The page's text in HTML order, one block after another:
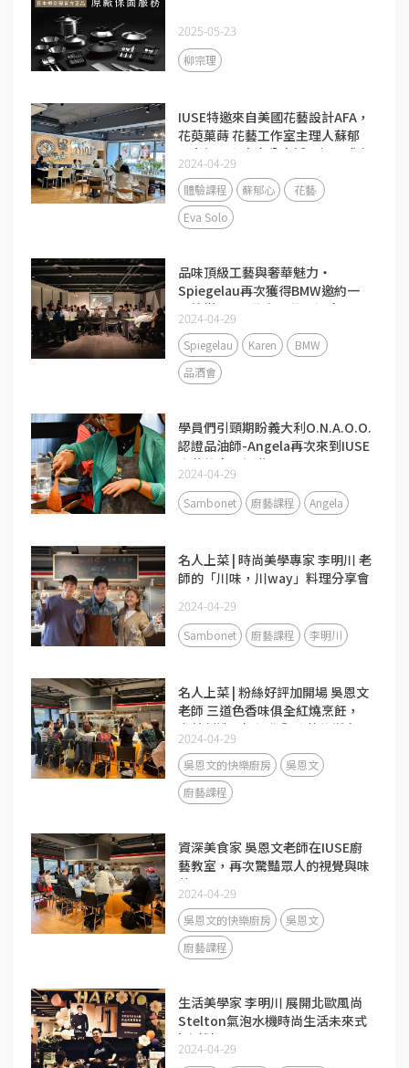
2025-05-23
柳宗理
IUSE特邀來自美國花藝設計AFA，
花萸菓蒔 花藝工作室主理人蘇郁
心老師，和大家分享活用投入式桌
花大成功！
2024-04-29
體驗課程 蘇郁心
花藝
Eva Solo
品味頂級工藝與奢華魅力‧
Spiegelau再次獲得BMW邀約一
同籌辦以007為主題的品酒會！
2024-04-29
Spiegelau Karen
BMW
品酒會
學員們引頸期盼義大利O.N.A.O.O.
認證品油師-Angela再次來到IUSE
廚藝教室開課啦!
2024-04-29
Sambonet 廚藝課程 Angela
名人上菜 | 時尚美學專家 李明川 老
師的「川味，川way」料理分享會
2024-04-29
Sambonet 廚藝課程 李明川
名人上菜 | 粉絲好評加開場 吳恩文
老師 三道色香味俱全紅燒烹飪，
完美創造一場視覺與味蕾的饗宴！
2024-04-29
吳恩文的快樂廚房
吳恩文
廚藝課程
資深美食家 吳恩文老師在IUSE廚
藝教室，再次驚豔眾人的視覺與味
蕾！
2024-04-29
吳恩文的快樂廚房
吳恩文
廚藝課程
生活美學家 李明川 展開北歐風尚
Stelton氣泡水機時尚生活未來式
| 高雄場
2024-04-29